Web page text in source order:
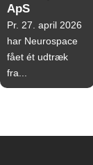
ApS
Pr. 27. april 2026
har Neurospace
fået ét udtræk
fra...